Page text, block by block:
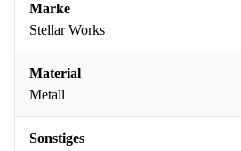
Marke
Stellar Works
Material
Metall
Sonstiges